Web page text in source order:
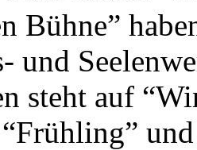
Bühne”
und
steht auf